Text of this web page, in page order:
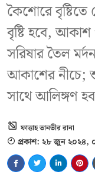
কৈশোরে
বৃষ্টি হবে, আকাশ
সরিষার তৈল
আকাশের নীচে;
সাথে আলিঙ্গণ
ফাত্তাহ তানভীর রানা
প্রকাশ: ২৮ জুন ২০২৪,